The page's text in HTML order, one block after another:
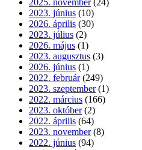
2025. november (24)
2023. június (10)
2026. április (30)
2023. július (2)
2026. május (1)
2023. augusztus (3)
2026. június (1)
2022. február (249)
2023. szeptember (1)
2022. március (166)
2023. október (2)
2022. április (64)
2023. november (8)
2022. június (94)